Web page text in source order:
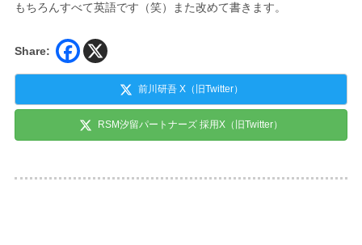
もちろんすべて英語です（笑）また改めて書きます。
Share:
前川研吾 X（旧Twitter）
RSM汐留パートナーズ 採用X（旧Twitter）